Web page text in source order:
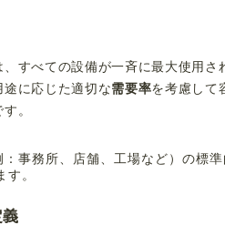
、すべての設備が一斉に最大使用さ
に応じた適切な需要率を考慮して
。
：事務所、店舗、工場など）の標
す。